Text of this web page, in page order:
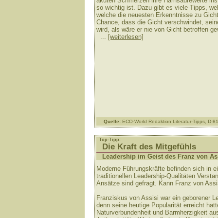
so wichtig ist. Dazu gibt es viele Tipps,
welche die neuesten Erkenntnisse zu
Chance, dass die Gicht verschwindet,
wird, als wäre er nie von Gicht betroffen
... [weiterlesen]
Quelle: ECO-World Redaktion Literatur-Tipps, D-
Top-Tipp:
Die Kraft des Mitgefühls
Leadership im Geist des Franz von
Moderne Führungskräfte befinden sich in
traditionellen Leadership-Qualitäten
Ansätze sind gefragt. Kann Franz von
Franziskus von Assisi war ein geborener
denn seine heutige Popularität erreicht
Naturverbundenheit und Barmherzigkeit